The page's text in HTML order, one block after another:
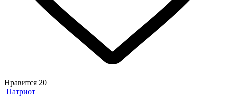
Нравится 20
Патриот